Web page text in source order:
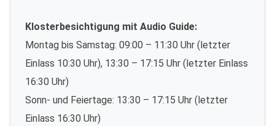
Klosterbesichtigung mit Audio Guide:
Montag bis Samstag: 09:00 – 11:30 Uhr (letzter
Einlass 10:30 Uhr), 13:30 – 17:15 Uhr (letzter Einlass
16:30 Uhr)
Sonn- und Feiertage: 13:30 – 17:15 Uhr (letzter
Einlass 16:30 Uhr)